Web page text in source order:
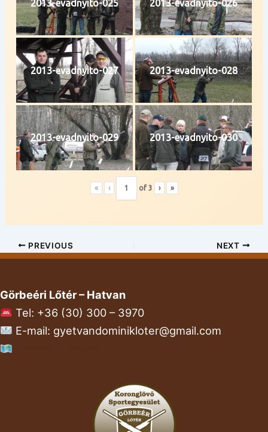
2013-evadnyito-025 2013-evadnyito-026
2013-evadnyito-027 2013-evadnyito-028
2013-evadnyito-029 2013-evadnyito-030
« ‹ of 3 › »
PREVIOUS NEXT
Görbeéri Lőtér – Hatvan
Tel: +36 (30) 300 – 3970
E-mail: gyetvandominikloter@gmail.com